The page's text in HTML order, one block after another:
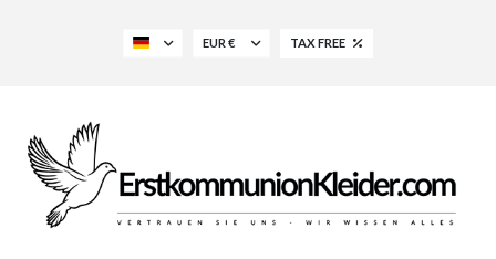
EUR € TAX FREE